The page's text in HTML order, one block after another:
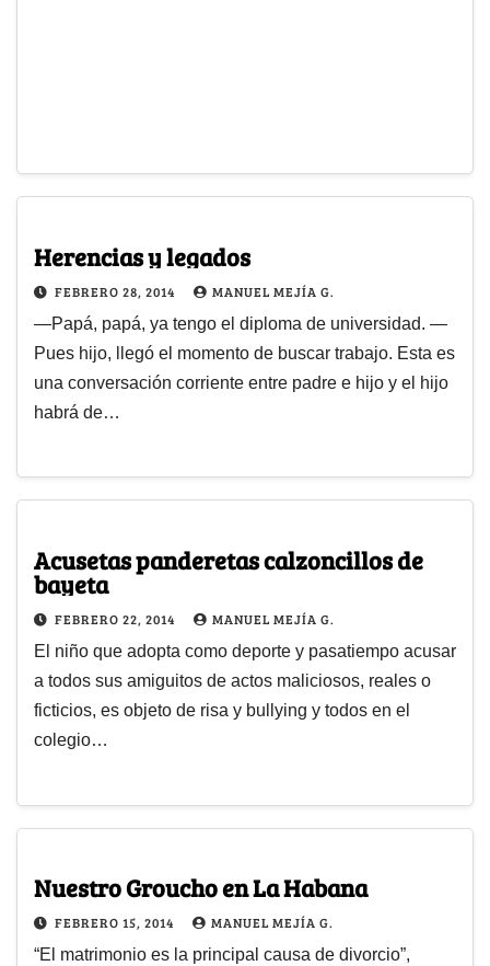
Herencias y legados
FEBRERO 28, 2014 MANUEL MEJÍA G.
—Papá, papá, ya tengo el diploma de universidad. —
Pues hijo, llegó el momento de buscar trabajo. Esta es
una conversación corriente entre padre e hijo y el hijo
habrá de…
Acusetas panderetas calzoncillos de
bayeta
FEBRERO 22, 2014 MANUEL MEJÍA G.
El niño que adopta como deporte y pasatiempo acusar
a todos sus amiguitos de actos maliciosos, reales o
ficticios, es objeto de risa y bullying y todos en el
colegio…
Nuestro Groucho en La Habana
FEBRERO 15, 2014 MANUEL MEJÍA G.
“El matrimonio es la principal causa de divorcio”,